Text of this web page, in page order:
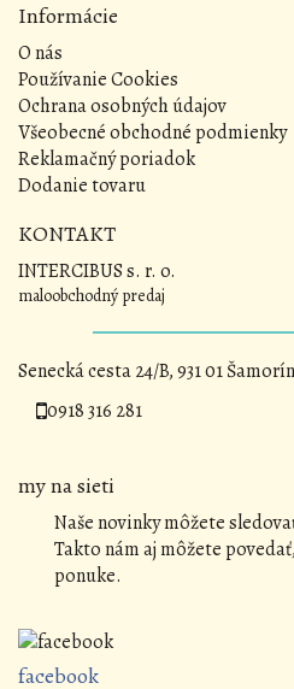
Informácie
O nás
Používanie Cookies
Ochrana osobných údajov
Všeobecné obchodné podmienky
Reklamačný poriadok
Dodanie tovaru
KONTAKT
INTERCIBUS s. r. o.
maloobchodný predaj
Senecká cesta 24/B, 931 01 Šamorín
0918 316 281
my na sieti
Naše novinky môžete
Takto nám aj môžete
ponuke.
facebook